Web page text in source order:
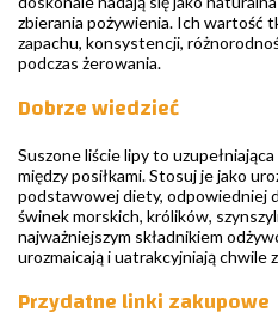
zbierania pożywienia. Ich wartość
zapachu, konsystencji,
podczas żerowania.
Dobrze wiedzieć
Suszone liście lipy to
między posiłkami. Stosuj je jako
podstawowej diety, odpowiedniej
świnek morskich, królików,
najważniejszym składnikiem
urozmaicają i uatrakcyjniają chwile
Przydatne linki zakupowe